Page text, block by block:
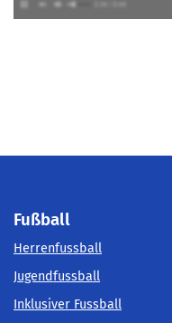
Fußball
Herrenfussball
Jugendfussball
Inklusiver Fussball